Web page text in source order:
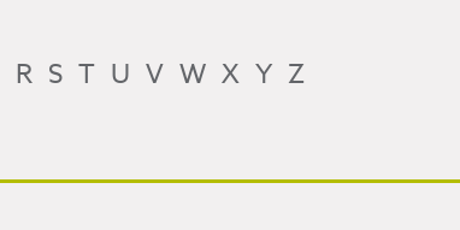
R S T U V W X Y Z